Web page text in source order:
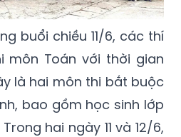
buổi chiều 11/6, các thí
môn Toán với thời gian
là hai môn thi bắt buộc
bao gồm học sinh lớp
hai ngày 11 và 12/6,